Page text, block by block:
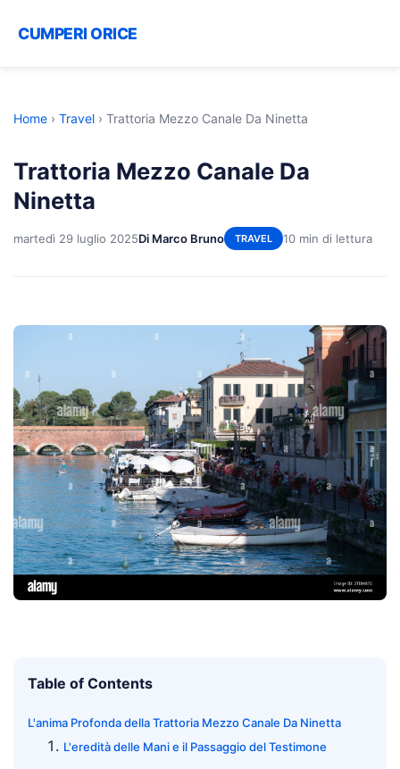
CUMPERI ORICE
Home › Travel › Trattoria Mezzo Canale Da Ninetta
Trattoria Mezzo Canale Da
Ninetta
martedì 29 luglio 2025Di Marco Bruno TRAVEL 10 min di lettura
Table of Contents
L'anima Profonda della Trattoria Mezzo Canale Da Ninetta
L'eredità delle Mani e il Passaggio del Testimone